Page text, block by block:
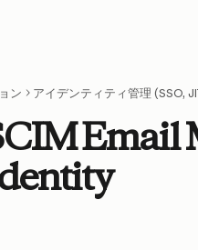
ン アイデンティティ管理 (SSO,